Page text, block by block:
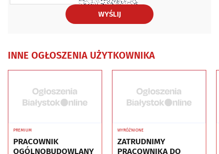
WYŚLIJ
INNE OGŁOSZENIA UŻYTKOWNIKA
PREMIUM
PRACOWNIK
OGÓLNOBUDOWLANY
WYRÓŻNIONE
ZATRUDNIMY
PRACOWNIKA DO